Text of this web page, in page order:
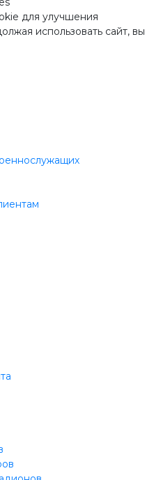
для улучшения
использовать сайт, вы